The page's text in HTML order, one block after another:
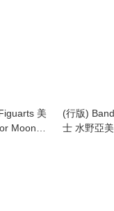
美
Moon
(行版)
士 水野亞